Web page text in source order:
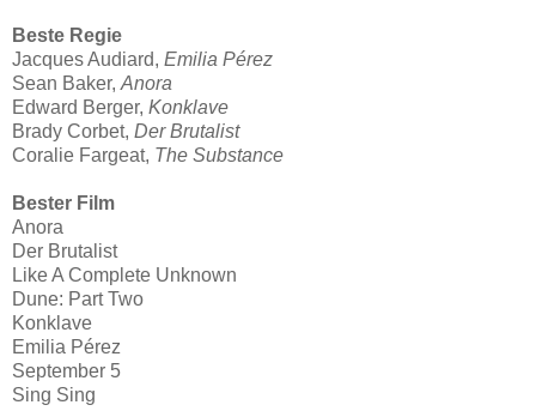
Beste Regie
Jacques Audiard, Emilia Pérez
Sean Baker, Anora
Edward Berger, Konklave
Brady Corbet, Der Brutalist
Coralie Fargeat, The Substance
Bester Film
Anora
Der Brutalist
Like A Complete Unknown
Dune: Part Two
Konklave
Emilia Pérez
September 5
Sing Sing